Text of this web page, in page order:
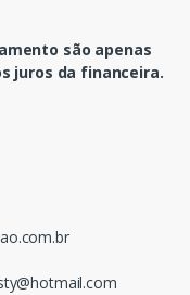
são apenas
juros da financeira.